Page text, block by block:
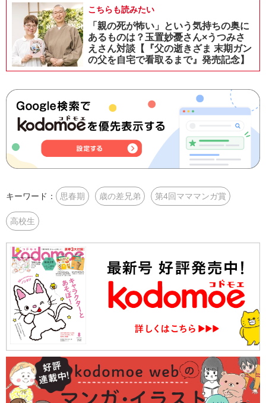
こちらも読みたい
「親の死が怖い」という気持ちの奥に
あるものは？玉置妙憂さん×うつみさ
えさん対談【『父の逝きざま 末期ガン
の父を自宅で看取るまで』発売記念】
キーワード： 思春期 歳の差兄弟 第4回マママンガ賞
高校生